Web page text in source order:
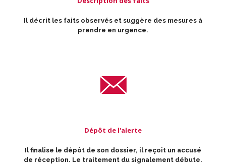
Il décrit les faits observés et suggère des mesures à
prendre en urgence.
Dépôt de l'alerte
Il finalise le dépôt de son dossier, il reçoit un accusé
de réception. Le traitement du signalement débute.